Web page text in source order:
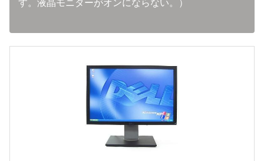
す。液晶モニターがオンにならない。）